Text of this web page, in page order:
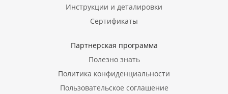
Инструкции и деталировки
Сертификаты
Партнерская программа
Полезно знать
Политика конфиденциальности
Пользовательское соглашение